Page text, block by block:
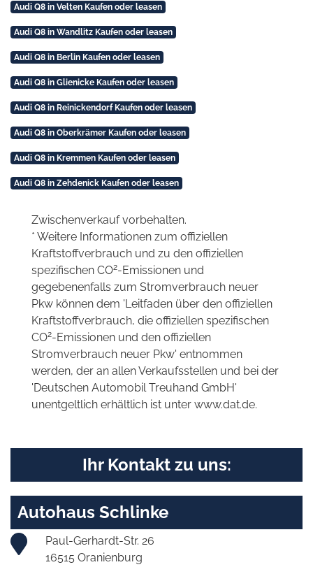
Audi Q8 in Velten Kaufen oder leasen
Audi Q8 in Wandlitz Kaufen oder leasen
Audi Q8 in Berlin Kaufen oder leasen
Audi Q8 in Glienicke Kaufen oder leasen
Audi Q8 in Reinickendorf Kaufen oder leasen
Audi Q8 in Oberkrämer Kaufen oder leasen
Audi Q8 in Kremmen Kaufen oder leasen
Audi Q8 in Zehdenick Kaufen oder leasen
Zwischenverkauf vorbehalten.
* Weitere Informationen zum offiziellen
Kraftstoffverbrauch und zu den offiziellen
spezifischen CO2-Emissionen und
gegebenenfalls zum Stromverbrauch neuer
Pkw können dem 'Leitfaden über den offiziellen
Kraftstoffverbrauch, die offiziellen spezifischen
CO2-Emissionen und den offiziellen
Stromverbrauch neuer Pkw' entnommen
werden, der an allen Verkaufsstellen und bei der
'Deutschen Automobil Treuhand GmbH'
unentgeltlich erhältlich ist unter www.dat.de.
Ihr Kontakt zu uns:
Autohaus Schlinke
Paul-Gerhardt-Str. 26
16515 Oranienburg